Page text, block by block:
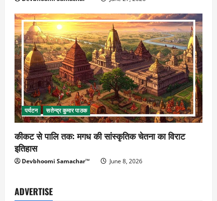
पर्यटन सतेन्द्र कुमार पाठक
कीकट से पालि तक: मगध की सांस्कृतिक चेतना का विराट
इतिहास
Devbhoomi Samachar™ June 8, 2026
ADVERTISE